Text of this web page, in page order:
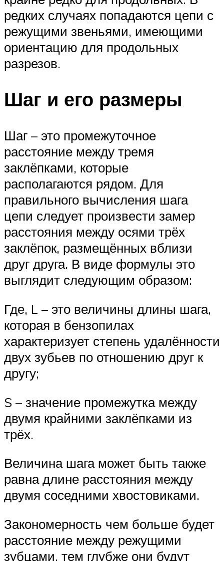
редких случаях попадаются цепи с
режущими звеньями, имеющими
ориентацию для продольных
разрезов.
Шаг и его размеры
Шаг – это промежуточное
расстояние между тремя
заклёпками, которые
располагаются рядом. Для
правильного вычисления шага
цепи следует произвести замер
расстояния между осями трёх
заклёпок, размещённых вблизи
друг друга. В виде формулы это
выглядит следующим образом:
Где, L – это величины длины шага,
которая в бензопилах
характеризует степень удалённости
двух зубьев по отношению друг к
другу;
S – значение промежутка между
двумя крайними заклёпками из
трёх.
Величина шага может быть также
равна длине расстояния между
двумя соседними хвостовиками.
Закономерность чем больше будет
расстояние между режущими
зубцами, тем глубже они будут